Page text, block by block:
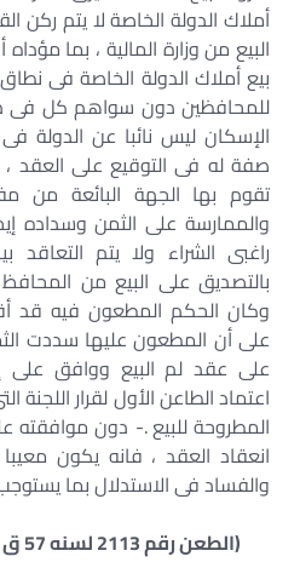
أملاك الدولة الخاصة لا يتم ركن
البيع من وزارة المالية ، بما
بيع أملاك الدولة الخاصة فى
للمحافظين دون سواهم كل فى
الإسكان ليس نائبا عن الدولة
صفة له فى التوقيع على العقد ،
تقوم بها الجهة البائعة من
والممارسة على الثمن وسداده
راغبى الشراء ولا يتم التعاقد
بالتصديق على البيع من
وكان الحكم المطعون فيه قد
على أن المطعون عليها سددت
على عقد لم البيع ووافق على
اعتماد الطاعن الأول لقرار
المطروحة للبيع .- دون موافقته
انعقاد العقد ، فانه يكون
والفساد فى الاستدلال بما
(الطعن رقم 2113 لسنه 57 ق – جلسة 30/10/1988 )